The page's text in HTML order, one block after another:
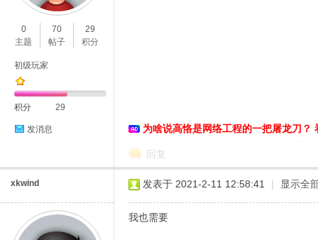
0
主题
70
帖子
29
积分
初级玩家
积分 29
发消息 为啥说高恪是网络工程的一把屠龙刀？
回复
xkwind 发表于 2021-2-11 12:58:41 | 显示全
我也需要